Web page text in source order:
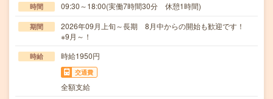
時間 09:30～18:00(実働7時間30分 休憩1時間)
期間
2026年09月上旬～長期 8月中からの開始も歓迎です！
※9月～！
時給 時給1950円
交通費
全額支給